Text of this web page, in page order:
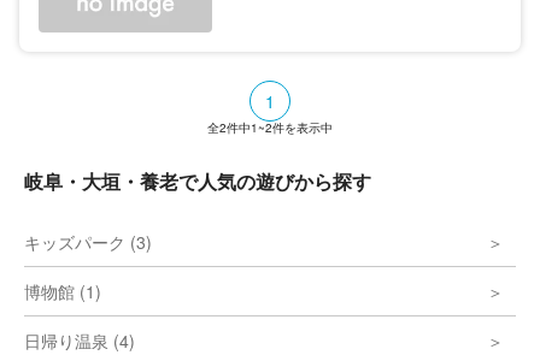
カフェやスイーツ、雑貨と実に多彩。鮎の塩
焼きや鮎菓子、岐阜うちわなど、岐阜ならで
はの伝統的なお土産がそろうのも魅力です。
1
全2件中1~2件を表示中
岐阜・大垣・養老で人気の遊びから探す
キッズパーク (3)
博物館 (1)
日帰り温泉 (4)